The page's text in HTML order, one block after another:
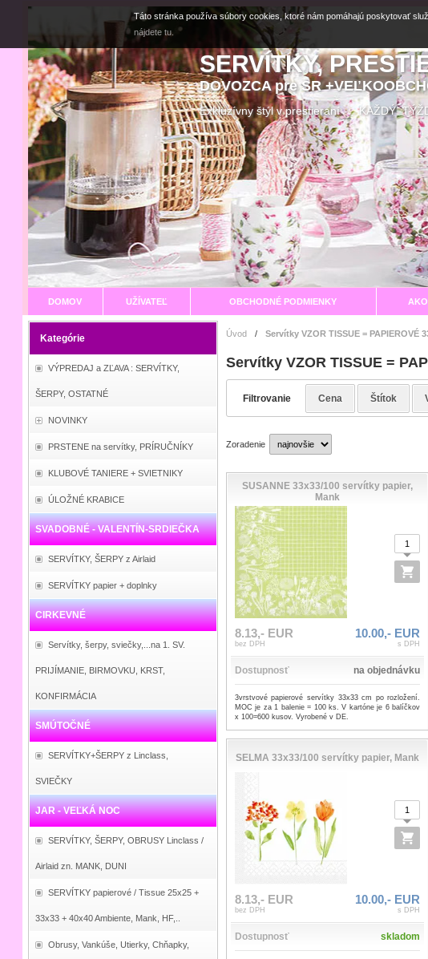
SERVÍTKY,
DOVOZCA pre SR
Exkluzívny štýl v prestieraní KAŽDÝ
DOMOV UŽÍVATEĽ OBCHODNÉ PODMIENKY
Kategórie
VÝPREDAJ a ZĽAVA : SERVÍTKY,
ŠERPY, OSTATNÉ
NOVINKY
PRSTENE na servítky, PRÍRUČNÍKY
KLUBOVÉ TANIERE + SVIETNIKY
ÚLOŽNÉ KRABICE
SVADOBNÉ - VALENTÍN-SRDIEČKA
SERVÍTKY, ŠERPY z Airlaid
SERVÍTKY papier + doplnky
CIRKEVNÉ
Servítky, šerpy, sviečky,...na 1. SV.
PRIJÍMANIE, BIRMOVKU, KRST,
KONFIRMÁCIA
SMÚTOČNÉ
SERVÍTKY+ŠERPY z Linclass,
SVIEČKY
JAR - VEĽKÁ NOC
SERVÍTKY, ŠERPY, OBRUSY Linclass /
Airlaid zn. MANK, DUNI
SERVÍTKY papierové / Tissue 25x25 +
33x33 + 40x40 Ambiente, Mank, HF,..
Obrusy, Vankúše, Utierky, Chňapky,
Úvod / Servítky VZOR TISSUE = PAPIEROVÉ
Servítky VZOR TISSUE =
Filtrovanie Cena Štítok
Zoradenie
SUSANNE 33x33/100 servítky papier,
Mank
8.13,- EUR
bez DPH
10.00,- EUR
s DPH
Dostupnosť na objednávku
3vrstvové papierové servítky 33x33 cm po rozložení.
MOC je za 1 balenie = 100 ks. V kartóne je 6 balíčkov
x 100=600 kusov. Vyrobené v DE.
SELMA 33x33/100 servítky papier, Mank
8.13,- EUR
bez DPH
10.00,- EUR
s DPH
Dostupnosť skladom
Táto stránka používa súbory cookies, ktoré nám pomáhajú poskytovať
nájdete tu.